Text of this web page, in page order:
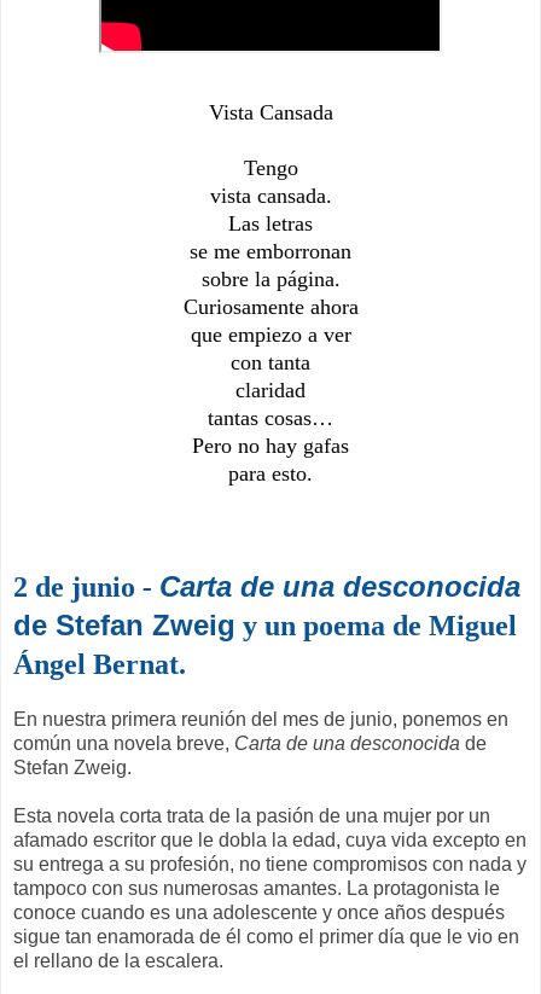
Vista Cansada
Tengo
vista cansada.
Las letras
se me emborronan
sobre la página.
Curiosamente ahora
que empiezo a ver
con tanta
claridad
tantas cosas…
Pero no hay gafas
para esto.
2 de junio - Carta de una desconocida
de Stefan Zweig y un poema de Miguel
Ángel Bernat.
En nuestra primera reunión del mes de junio, ponemos en
común una novela breve, Carta de una desconocida de
Stefan Zweig.
Esta novela corta trata de la pasión de una mujer por un
afamado escritor que le dobla la edad, cuya vida excepto en
su entrega a su profesión, no tiene compromisos con nada y
tampoco con sus numerosas amantes. La protagonista le
conoce cuando es una adolescente y once años después
sigue tan enamorada de él como el primer día que le vio en
el rellano de la escalera.